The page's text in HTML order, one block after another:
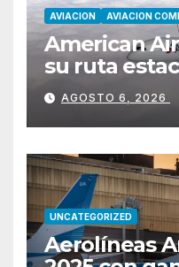
AVIACION AVIACION
American
su ruta
Miami y
vuelos
AGOSTO 6, 2026
UNCATEGORIZED
Aerolíneas